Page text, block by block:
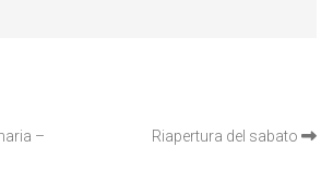
–
Riapertura del sabato